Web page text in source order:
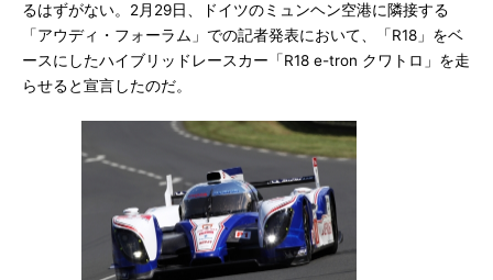
るはずがない。2月29日、ドイツのミュンヘン空港に隣接する
「アウディ・フォーラム」での記者発表において、「R18」をベ
ースにしたハイブリッドレースカー「R18 e-tron クワトロ」を走
らせると宣言したのだ。